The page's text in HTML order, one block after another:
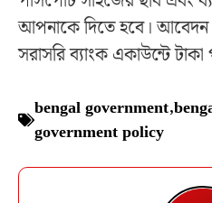
আপনাকে দিতে হবে। আবেদন
সরাসরি ব্যাংক একাউন্টে টাকা
bengal government,
government policy